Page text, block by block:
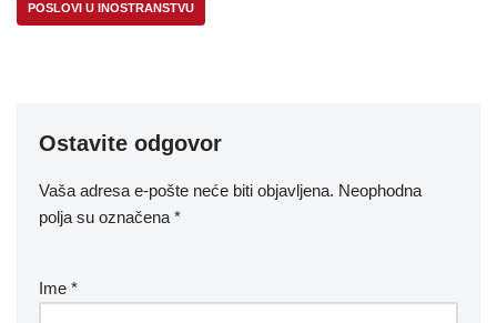
POSLOVI U INOSTRANSTVU
Ostavite odgovor
Vaša adresa e-pošte neće biti objavljena. Neophodna
polja su označena *
Ime *